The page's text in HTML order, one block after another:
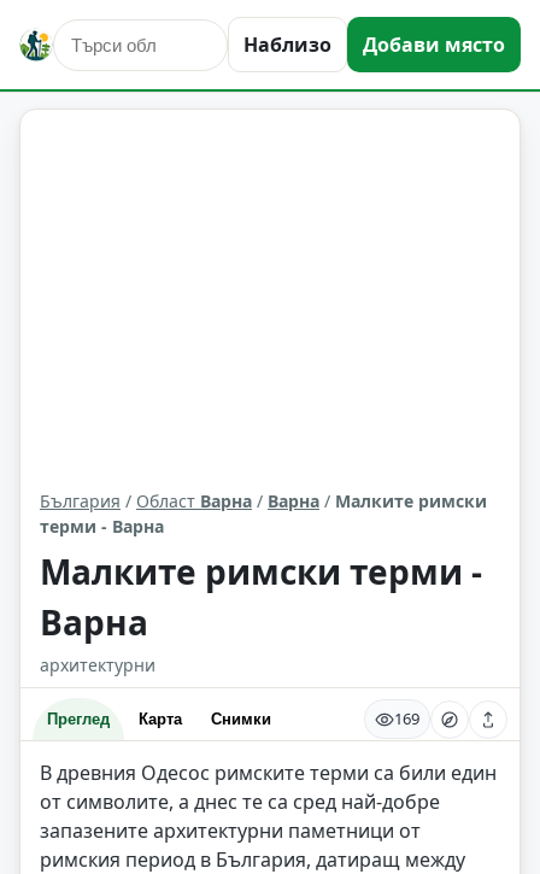
Наблизо Добави място
култура и изкуство Варна Област: Варна
България / Област Варна / Варна / Малките римски
терми - Варна
Малките римски терми -
Варна
архитектурни
Преглед Карта Снимки 169
В древния Одесос римските терми са били един
от символите, а днес те са сред най-добре
запазените архитектурни паметници от
римския период в България, датиращ между